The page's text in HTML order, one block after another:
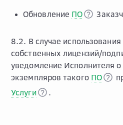
Обновление ПО
8.2. В случае
собственных лицензий/
уведомление Исполнителя о
экземпляров такого ПО
Услуги
.